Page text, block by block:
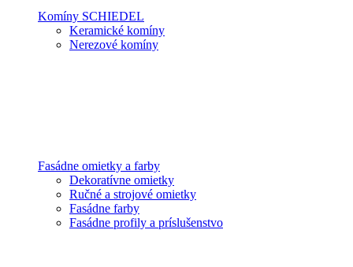
Komíny SCHIEDEL
Keramické komíny
Nerezové komíny
Fasádne omietky a farby
Dekoratívne omietky
Ručné a strojové omietky
Fasádne farby
Fasádne profily a príslušenstvo